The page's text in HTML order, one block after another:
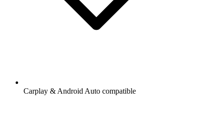
Carplay & Android Auto compatible